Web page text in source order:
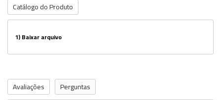
Catálogo do Produto
1)Baixar arquivo
Avaliações Perguntas